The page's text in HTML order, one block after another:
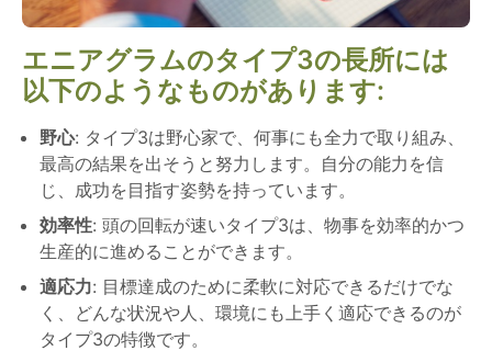
エニアグラムのタイプ3の長所には
以下のようなものがあります:
野心: タイプ3は野心家で、何事にも全力で取り組み、
最高の結果を出そうと努力します。自分の能力を信
じ、成功を目指す姿勢を持っています。
効率性: 頭の回転が速いタイプ3は、物事を効率的かつ
生産的に進めることができます。
適応力: 目標達成のために柔軟に対応できるだけでな
く、どんな状況や人、環境にも上手く適応できるのが
タイプ3の特徴です。